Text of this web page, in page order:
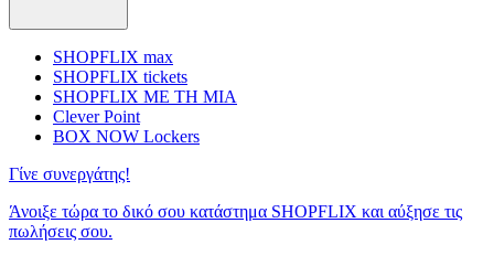
SHOPFLIX max
SHOPFLIX tickets
SHOPFLIX ΜΕ ΤΗ ΜΙΑ
Clever Point
BOX NOW Lockers
Γίνε συνεργάτης!
Άνοιξε τώρα το δικό σου κατάστημα SHOPFLIX και αύξησε τις
πωλήσεις σου.